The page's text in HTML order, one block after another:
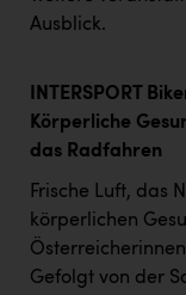
Ausblick.
INTERSPORT
Körperliche
das Radfahren
Frische Luft, das
körperlichen
Gefolgt von der